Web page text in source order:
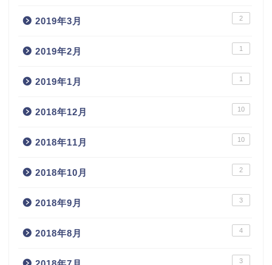
2019年3月 2
2019年2月 1
2019年1月 1
2018年12月 10
2018年11月 10
2018年10月 2
2018年9月 3
2018年8月 4
3